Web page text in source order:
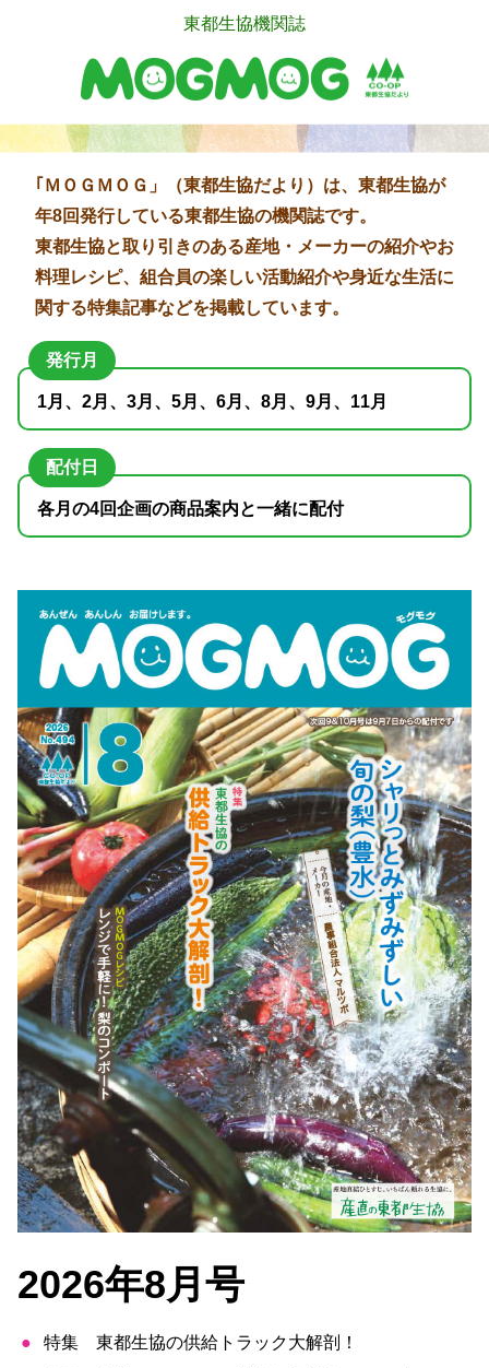
東都生協機関誌
｢ＭＯＧＭＯＧ」（東都生協だより）は、東都生協が
年8回発行している東都生協の機関誌です。
東都生協と取り引きのある産地・メーカーの紹介やお
料理レシピ、組合員の楽しい活動紹介や身近な生活に
関する特集記事などを掲載しています。
発行月
1月、2月、3月、5月、6月、8月、9月、11月
配付日
各月の4回企画の商品案内と一緒に配付
2026年8月号
特集 東都生協の供給トラック大解剖！